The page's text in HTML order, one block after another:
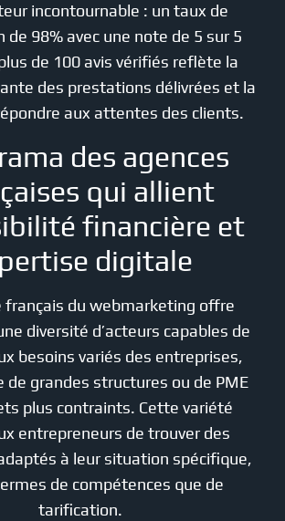
incontournable : un taux de
98% avec une note de 5 sur 5
de 100 avis vérifiés reflète la
des prestations délivrées et la
aux attentes des clients.
des agences
qui allient
financière et
digitale
français du webmarketing offre
diversité d’acteurs capables de
besoins variés des entreprises,
de grandes structures ou de PME
plus contraints. Cette variété
entrepreneurs de trouver des
à leur situation spécifique,
de compétences que de
tarification.